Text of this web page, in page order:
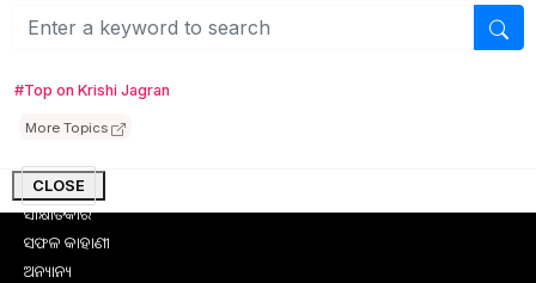
#Top on Krishi Jagran
More Topics
CLOSE
ସ୍ୱାସ୍ଥ୍ୟ ଏବଂ ଜୀବନଶୈଳୀ
ଉଦ୍ୟାନ କୃଷି
କୃଷି ବିଶ୍ବକୋଷ
କୃଷି ପ୍ରଶିକ୍ଷଣ
ସାକ୍ଷାତକାର
ସଫଳ କାହାଣୀ
ଅନ୍ୟାନ୍ୟ